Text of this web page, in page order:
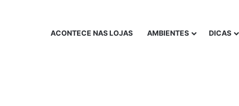
ACONTECE NAS LOJAS AMBIENTES DICAS